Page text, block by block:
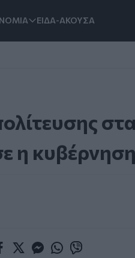
ΕΙΔΑ-ΑΚΟΥΣΑ
η κυβέρνηση